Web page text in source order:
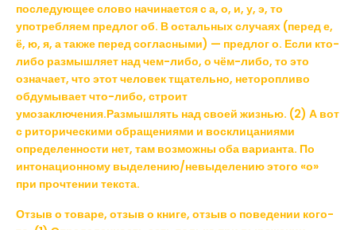
последующее слово начинается с а, о, и, у, э, то
употребляем предлог об. В остальных случаях (перед е,
ё, ю, я, а также перед согласными) — предлог о. Если кто-
либо размышляет над чем-либо, о чём-либо, то это
означает, что этот человек тщательно, неторопливо
обдумывает что-либо, строит
умозаключения.Размышлять над своей жизнью. (2) А вот
с риторическими обращениями и восклицаниями
определенности нет, там возможны оба варианта. По
интонационному выделению/невыделению этого «о»
при прочтении текста.
Отзыв о товаре, отзыв о книге, отзыв о поведении кого-